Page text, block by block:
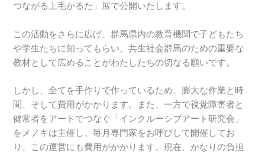
つながる上毛かるた」展で公開いたします。
この活動をさらに広げ、群馬県内の教育機関で子どもたち
や学生たちに知ってもらい、共生社会群馬のための重要な
教材として広めることがわたしたちの切なる願いです。
しかし、全てを手作りで作っているため、膨大な作業と時
間、そして費用がかかります。また、一方で視覚障害者と
健常者をアートでつなぐ「インクルーシブアート研究会」
をメノキは主催し、毎月専門家をお呼びして開催してお
り、この運営にも費用がかかります。現在、かなりの負担